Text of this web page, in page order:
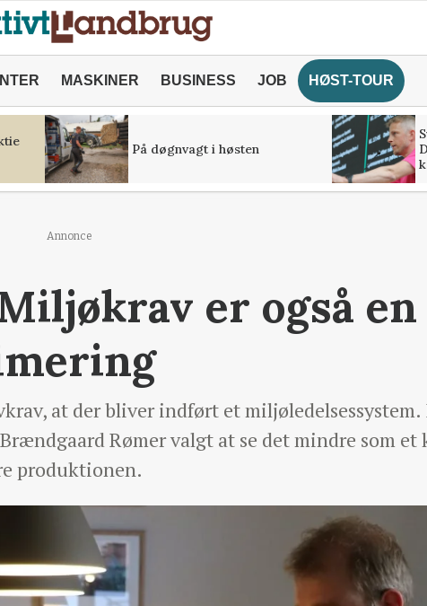
MASKINER BUSINESS JOB HØST-TOUR
På døgnvagt i høsten
Annonce
er også en
at der bliver indført et
Rømer valgt at se det mindre som et
produktionen.